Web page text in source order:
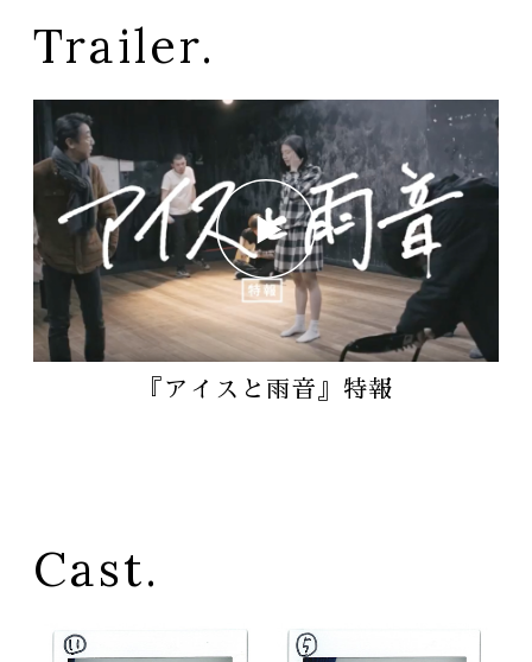
Trailer.
『アイスと雨音』特報
Cast.